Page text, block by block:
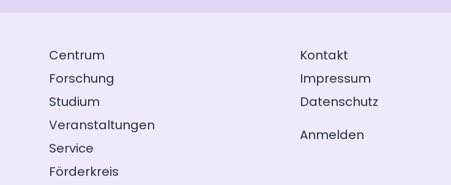
Centrum
Forschung
Studium
Veranstaltungen
Service
Förderkreis
Kontakt
Impressum
Datenschutz
Anmelden